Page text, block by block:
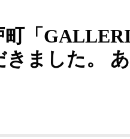
町「
きました。